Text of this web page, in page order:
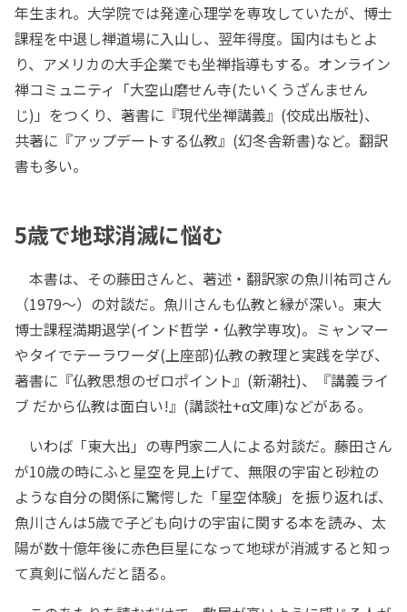
年生まれ。大学院では発達心理学を専攻していたが、博士
課程を中退し禅道場に入山し、翌年得度。国内はもとよ
り、アメリカの大手企業でも坐禅指導もする。オンライン
禅コミュニティ「大空山磨せん寺(たいくうざんません
じ)」をつくり、著書に『現代坐禅講義』(佼成出版社)、
共著に『アップデートする仏教』(幻冬舎新書)など。翻訳
書も多い。
5歳で地球消滅に悩む
本書は、その藤田さんと、著述・翻訳家の魚川祐司さん
（1979～）の対談だ。魚川さんも仏教と縁が深い。東大
博士課程満期退学(インド哲学・仏教学専攻)。ミャンマー
やタイでテーラワーダ(上座部)仏教の教理と実践を学び、
著書に『仏教思想のゼロポイント』(新潮社)、『講義ライ
ブ だから仏教は面白い!』(講談社+α文庫)などがある。
いわば「東大出」の専門家二人による対談だ。藤田さん
が10歳の時にふと星空を見上げて、無限の宇宙と砂粒の
ような自分の関係に驚愕した「星空体験」を振り返れば、
魚川さんは5歳で子ども向けの宇宙に関する本を読み、太
陽が数十億年後に赤色巨星になって地球が消滅すると知っ
て真剣に悩んだと語る。